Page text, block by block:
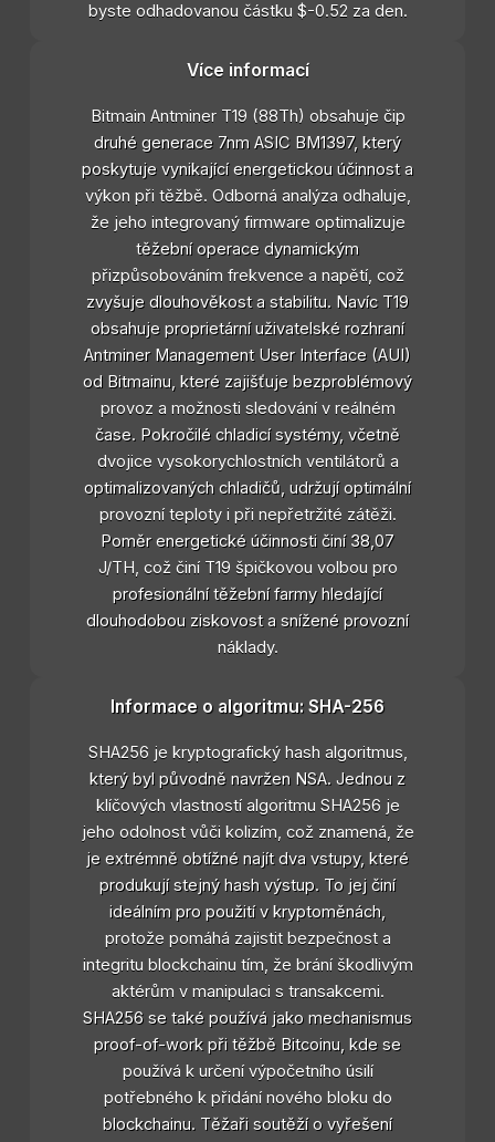
byste odhadovanou částku $-0.52 za den.
Více informací
Bitmain Antminer T19 (88Th) obsahuje čip
druhé generace 7nm ASIC BM1397, který
poskytuje vynikající energetickou účinnost a
výkon při těžbě. Odborná analýza odhaluje,
že jeho integrovaný firmware optimalizuje
těžební operace dynamickým
přizpůsobováním frekvence a napětí, což
zvyšuje dlouhověkost a stabilitu. Navíc T19
obsahuje proprietární uživatelské rozhraní
Antminer Management User Interface (AUI)
od Bitmainu, které zajišťuje bezproblémový
provoz a možnosti sledování v reálném
čase. Pokročilé chladicí systémy, včetně
dvojice vysokorychlostních ventilátorů a
optimalizovaných chladičů, udržují optimální
provozní teploty i při nepřetržité zátěži.
Poměr energetické účinnosti činí 38,07
J/TH, což činí T19 špičkovou volbou pro
profesionální těžební farmy hledající
dlouhodobou ziskovost a snížené provozní
náklady.
Informace o algoritmu: SHA-256
SHA256 je kryptografický hash algoritmus,
který byl původně navržen NSA. Jednou z
klíčových vlastností algoritmu SHA256 je
jeho odolnost vůči kolizím, což znamená, že
je extrémně obtížné najít dva vstupy, které
produkují stejný hash výstup. To jej činí
ideálním pro použití v kryptoměnách,
protože pomáhá zajistit bezpečnost a
integritu blockchainu tím, že brání škodlivým
aktérům v manipulaci s transakcemi.
SHA256 se také používá jako mechanismus
proof-of-work při těžbě Bitcoinu, kde se
používá k určení výpočetního úsilí
potřebného k přidání nového bloku do
blockchainu. Těžaři soutěží o vyřešení